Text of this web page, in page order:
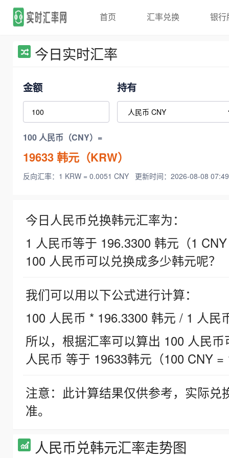
首页 汇率兑换 银行
今日实时汇率
金额 持有
100 人民币（CNY）=
19633韩元（KRW）
反向汇率：1 KRW = 0.0051 CNY 更新时间：2026-08-08
今日人民币兑换韩元汇率为：
1 人民币等于 196.3300 韩元（1
100 人民币可以兑换成多少韩元呢？
我们可以用以下公式进行计算：
100 人民币 * 196.3300 韩元 / 1 人民
所以，根据汇率可以算出 100 人民
人民币 等于 19633韩元（100 CNY =
注意：此计算结果仅供参考，实际
准。
人民币兑韩元汇率走势图